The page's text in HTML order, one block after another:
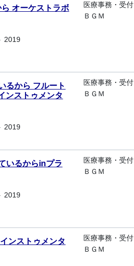
オーケストラボ
2019
医療事務・受付
ＢＧＭ
るから フルート
ンストゥメンタ
2019
医療事務・受付
ＢＧＭ
いるからinプラ
2019
医療事務・受付
ＢＧＭ
ンストゥメンタ
医療事務・受付
ＢＧＭ